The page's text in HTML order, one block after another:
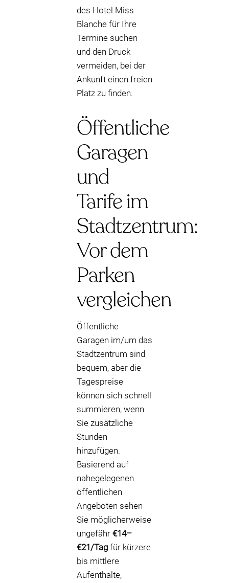
des Hotel Miss
Blanche für Ihre
Termine suchen
und den Druck
vermeiden, bei der
Ankunft einen freien
Platz zu finden.
Öffentliche
Garagen
und
Tarife im
Stadtzentrum:
Vor dem
Parken
vergleichen
Öffentliche
Garagen im/um das
Stadtzentrum sind
bequem, aber die
Tagespreise
können sich schnell
summieren, wenn
Sie zusätzliche
Stunden
hinzufügen.
Basierend auf
nahegelegenen
öffentlichen
Angeboten sehen
Sie möglicherweise
ungefähr €14–
€21/Tag für kürzere
bis mittlere
Aufenthalte,